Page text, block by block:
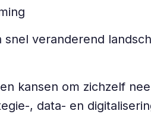
veranderend
kansen om zichzelf
, data- en